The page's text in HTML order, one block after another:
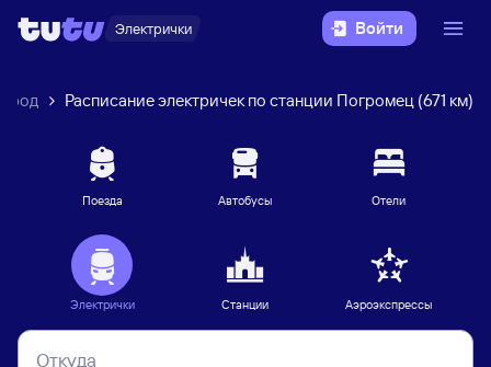
Электрички Войти
Расписание электричек по станции Погромец (671 км)
Поезда Автобусы Отели
Электрички Станции Аэроэкспрессы
Откуда